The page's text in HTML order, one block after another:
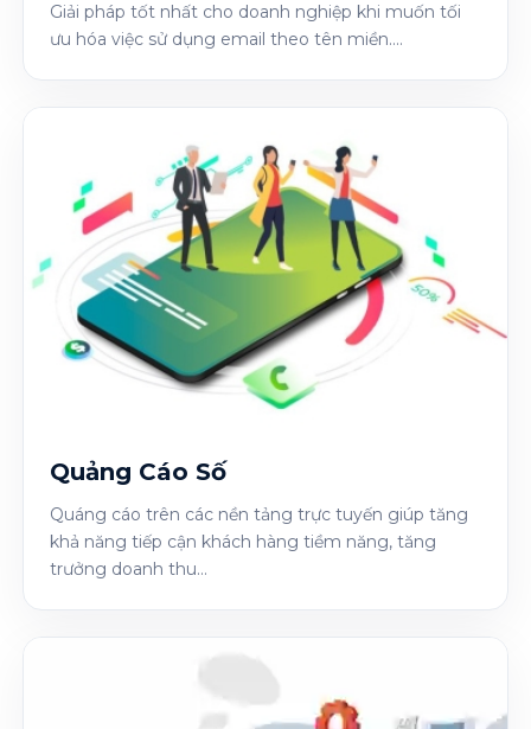
Giải pháp tốt nhất cho doanh nghiệp khi muốn tối
ưu hóa việc sử dụng email theo tên miền....
Quảng Cáo Số
Quáng cáo trên các nền tảng trực tuyến giúp tăng
khả năng tiếp cận khách hàng tiềm năng, tăng
trưởng doanh thu...